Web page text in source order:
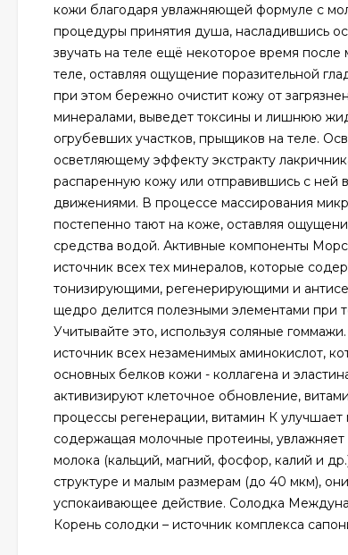
кожи благодаря увлажняющей формуле с
процедуры принятия душа, насладившись
звучать на теле ещё некоторое время
теле, оставляя ощущение поразительной
при этом бережно очистит кожу от
минералами, выведет токсины и лишнюю
огрубевших участков, прыщиков на теле.
осветляющему эффекту экстракту
распаренную кожу или отправившись с
движениями. В процессе массирования
постепенно тают на коже, оставляя
средства водой. Активные компоненты
источник всех тех минералов, которые
тонизирующими, регенерирующими и
щедро делится полезными элементами при
Учитывайте это, используя соляные
источник всех незаменимых аминокислот,
основных белков кожи - коллагена и
активизируют клеточное обновление,
процессы регенерации, витамин К
содержащая молочные протеины,
молока (кальций, магний, фосфор, калий и
структуре и малым размерам (до 40 мкм),
успокаивающее действие. Солодка
Корень солодки – источник комплекса